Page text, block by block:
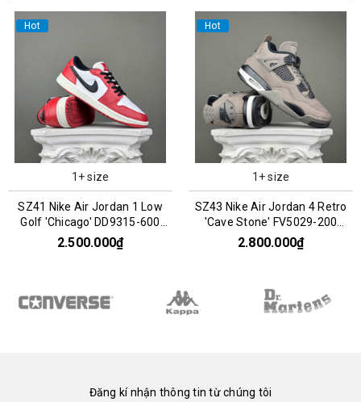
Hot
1+ size
SZ41 Nike Air Jordan 1 Low
Golf 'Chicago' DD9315-600
066443
2.500.000₫
Hot
1+ size
SZ43 Nike Air Jordan 4 Retro
'Cave Stone' FV5029-200
066960
2.800.000₫
Đăng kí nhận thông tin từ chúng tôi